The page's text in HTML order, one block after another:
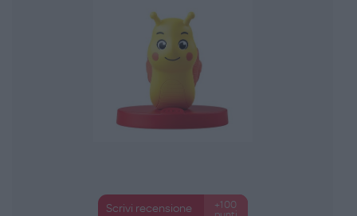
Scrivi recensione
+100